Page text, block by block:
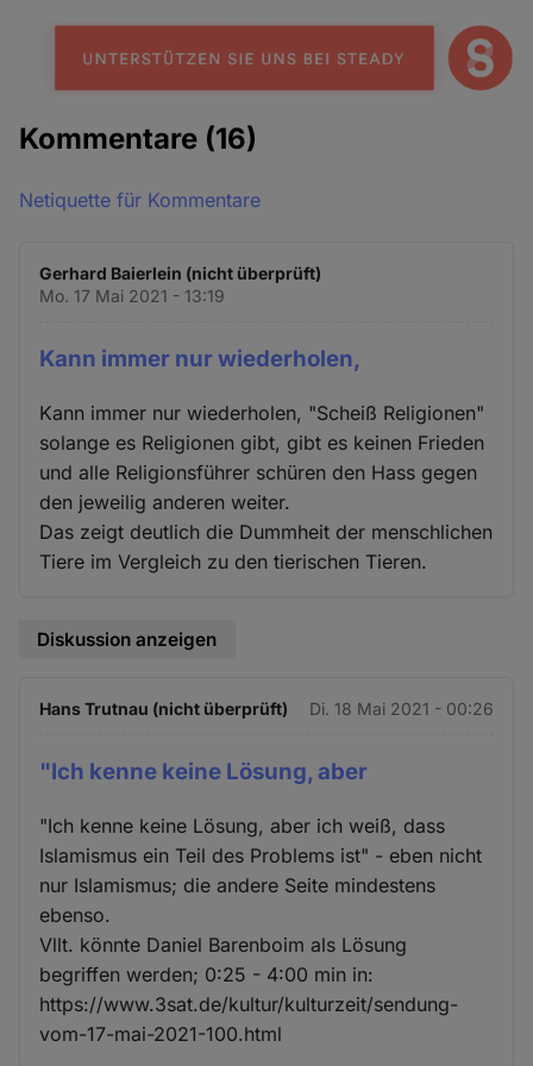
Kommentare (16)
Netiquette für Kommentare
Gerhard Baierlein (nicht überprüft)
Mo. 17 Mai 2021 - 13:19
Kann immer nur wiederholen,
Kann immer nur wiederholen, "Scheiß Religionen"
solange es Religionen gibt, gibt es keinen Frieden
und alle Religionsführer schüren den Hass gegen
den jeweilig anderen weiter.
Das zeigt deutlich die Dummheit der menschlichen
Tiere im Vergleich zu den tierischen Tieren.
Diskussion anzeigen
Hans Trutnau (nicht überprüft) Di. 18 Mai 2021 - 00:26
"Ich kenne keine Lösung, aber
"Ich kenne keine Lösung, aber ich weiß, dass
Islamismus ein Teil des Problems ist" - eben nicht
nur Islamismus; die andere Seite mindestens
ebenso.
Vllt. könnte Daniel Barenboim als Lösung
begriffen werden; 0:25 - 4:00 min in:
https://www.3sat.de/kultur/kulturzeit/sendung-
vom-17-mai-2021-100.html